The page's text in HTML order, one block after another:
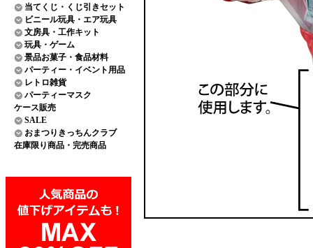
当てくじ・くじ引きセット
ビニール玩具・エア玩具
文房具・工作キット
玩具・ゲーム
景品お菓子・食品材料
パーティー・イベント用品
レトロ雑貨
パーティーマスク
ケース販売
SALE
おまつりきっちんクラブ
在庫限り商品・完売商品